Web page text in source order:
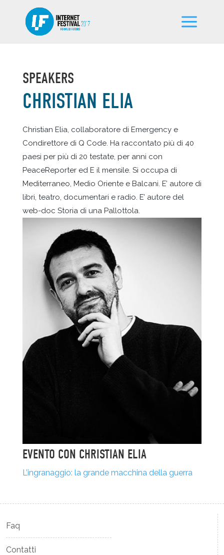
SPEAKERS
CHRISTIAN ELIA
Christian Elia, collaboratore di Emergency e
Condirettore di Q Code. Ha raccontato più di 40
paesi per più di 20 testate, per anni con
PeaceReporter ed E il mensile. Si occupa di
Mediterraneo, Medio Oriente e Balcani. E’ autore di
libri, teatro, documentari e radio. E’ autore del
web-doc Storia di una Pallottola.
EVENTO CON CHRISTIAN ELIA
L’ingranaggio: la grande macchina della guerra
Faq
Contatti